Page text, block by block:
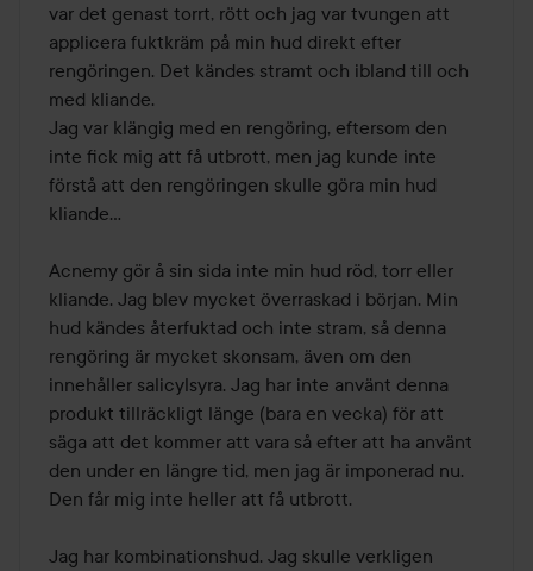
var det genast torrt, rött och jag var tvungen att
applicera fuktkräm på min hud direkt efter
rengöringen. Det kändes stramt och ibland till och
med kliande.
Jag var klängig med en rengöring, eftersom den
inte fick mig att få utbrott, men jag kunde inte
förstå att den rengöringen skulle göra min hud
kliande...
Acnemy gör å sin sida inte min hud röd, torr eller
kliande. Jag blev mycket överraskad i början. Min
hud kändes återfuktad och inte stram, så denna
rengöring är mycket skonsam, även om den
innehåller salicylsyra. Jag har inte använt denna
produkt tillräckligt länge (bara en vecka) för att
säga att det kommer att vara så efter att ha använt
den under en längre tid, men jag är imponerad nu.
Den får mig inte heller att få utbrott.
Jag har kombinationshud. Jag skulle verkligen